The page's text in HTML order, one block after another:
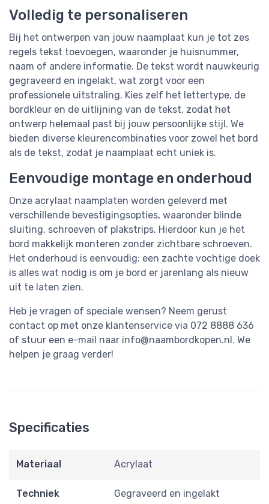
Volledig te personaliseren
Bij het ontwerpen van jouw naamplaat kun je tot zes
regels tekst toevoegen, waaronder je huisnummer,
naam of andere informatie. De tekst wordt nauwkeurig
gegraveerd en ingelakt, wat zorgt voor een
professionele uitstraling. Kies zelf het lettertype, de
bordkleur en de uitlijning van de tekst, zodat het
ontwerp helemaal past bij jouw persoonlijke stijl. We
bieden diverse kleurencombinaties voor zowel het bord
als de tekst, zodat je naamplaat echt uniek is.
Eenvoudige montage en onderhoud
Onze acrylaat naamplaten worden geleverd met
verschillende bevestigingsopties, waaronder blinde
sluiting, schroeven of plakstrips. Hierdoor kun je het
bord makkelijk monteren zonder zichtbare schroeven.
Het onderhoud is eenvoudig: een zachte vochtige doek
is alles wat nodig is om je bord er jarenlang als nieuw
uit te laten zien.
Heb je vragen of speciale wensen? Neem gerust
contact op met onze klantenservice via 072 8888 636
of stuur een e-mail naar info@naambordkopen.nl . We
helpen je graag verder!
Specificaties
Materiaal Acrylaat
Techniek Gegraveerd en ingelakt